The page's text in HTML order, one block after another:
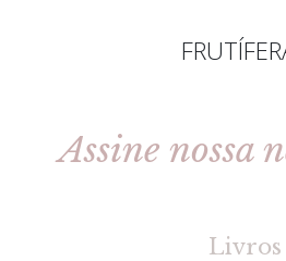
Assine nossa
Livros